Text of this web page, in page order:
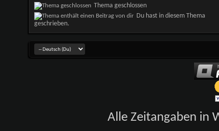
Thema geschlossen
Du hast in diesem Thema
geschrieben.
Alle Zeitangaben in